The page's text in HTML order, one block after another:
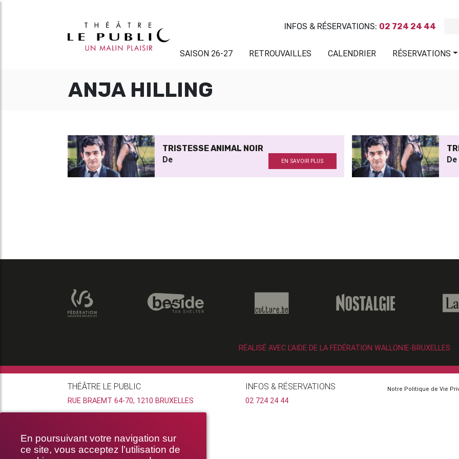
En poursuivant votre navigation sur
ce site, vous acceptez l’utilisation de
INFOS & RÉSERVATIONS: 02 724 24 44
SAISON 26-27 RETROUVAILLES CALENDRIER RÉSERVATIONS
ANJA HILLING
TRISTESSE ANIMAL NOIR
De EN SAVOIR PLUS De
RÉALISÉ AVEC L’AIDE DE LA FÉDÉRATION WALLONIE-BRUXELLES
THÉÂTRE LE PUBLIC
RUE BRAEMT 64-70, 1210 BRUXELLES
INFOS & RÉSERVATIONS
02 724 24 44
Notre Politique de Vie